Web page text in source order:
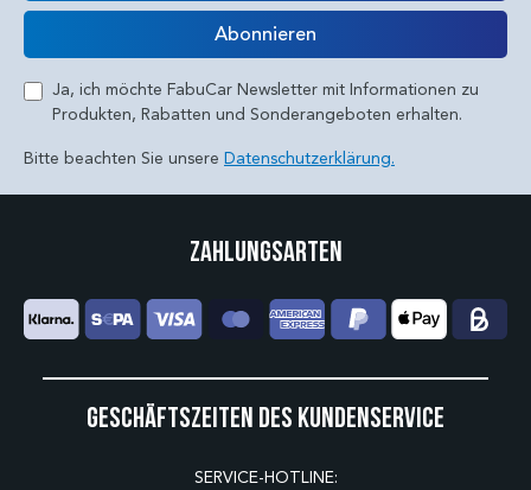
E-Mail
Abonnieren
Ja, ich möchte FabuCar Newsletter mit Informationen zu
Produkten, Rabatten und Sonderangeboten erhalten.
Bitte beachten Sie unsere Datenschutzerklärung.
Geschäftszeiten des Kundenservice
SERVICE-HOTLINE:
Zahlungsarten